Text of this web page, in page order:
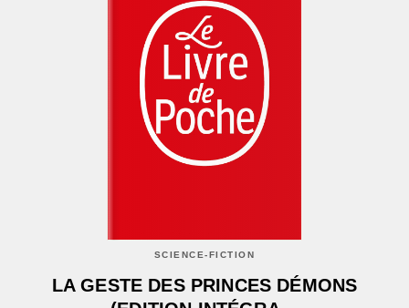
SCIENCE-FICTION
LA GESTE DES PRINCES DÉMONS